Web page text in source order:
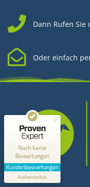
Dann Rufen Sie
Oder einfach
Kontakt
Noch keine
Bewertungen
Kundenbewertungen
Authentizität
MANGELHAFT
0,00 / 5,00
Erfahren Sie mehr über dieses
Profil ansehen